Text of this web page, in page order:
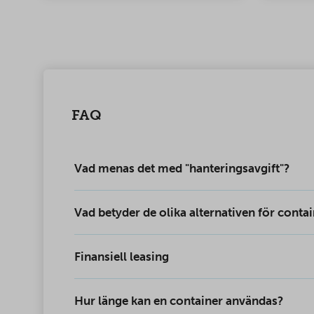
FAQ
Vad menas det med "hanteringsavgift"?
Vad betyder de olika alternativen för
Finansiell leasing
Hur länge kan en container användas?